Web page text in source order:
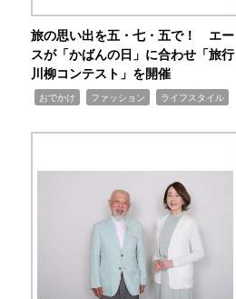
旅の思い出を五・七・五で！ エー
スが「かばんの日」に合わせ「旅行
川柳コンテスト」を開催
おでかけ ファッション ライフスタイル